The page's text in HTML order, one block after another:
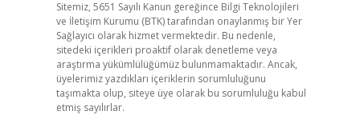
Sitemiz, 5651 Sayılı Kanun gereğince Bilgi Teknolojileri
ve İletişim Kurumu (BTK) tarafından onaylanmış bir Yer
Sağlayıcı olarak hizmet vermektedir. Bu nedenle,
sitedeki içerikleri proaktif olarak denetleme veya
araştırma yükümlülüğümüz bulunmamaktadır. Ancak,
üyelerimiz yazdıkları içeriklerin sorumluluğunu
taşımakta olup, siteye üye olarak bu sorumluluğu kabul
etmiş sayılırlar.